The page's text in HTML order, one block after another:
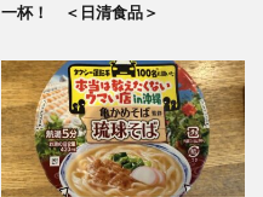
一杯！ ＜日清食品＞